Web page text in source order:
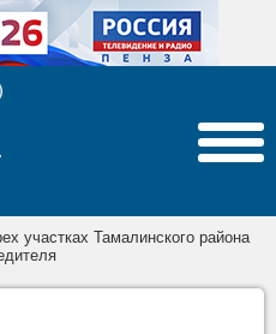
участках Тамалинского района